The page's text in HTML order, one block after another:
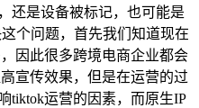
还是设备被标记，也可能是
个问题，首先我们知道现在
因此很多跨境电商企业都会
宣传效果，但是在运营的过
tiktok运营的因素，而原生IP